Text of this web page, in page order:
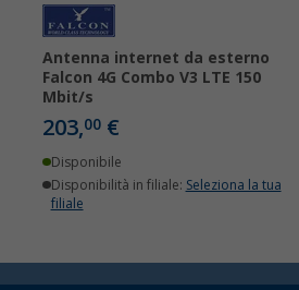
Antenna internet da esterno
Falcon 4G Combo V3 LTE 150
Mbit/s
203,00 €
Disponibile
Disponibilità in filiale: Seleziona la tua
filiale